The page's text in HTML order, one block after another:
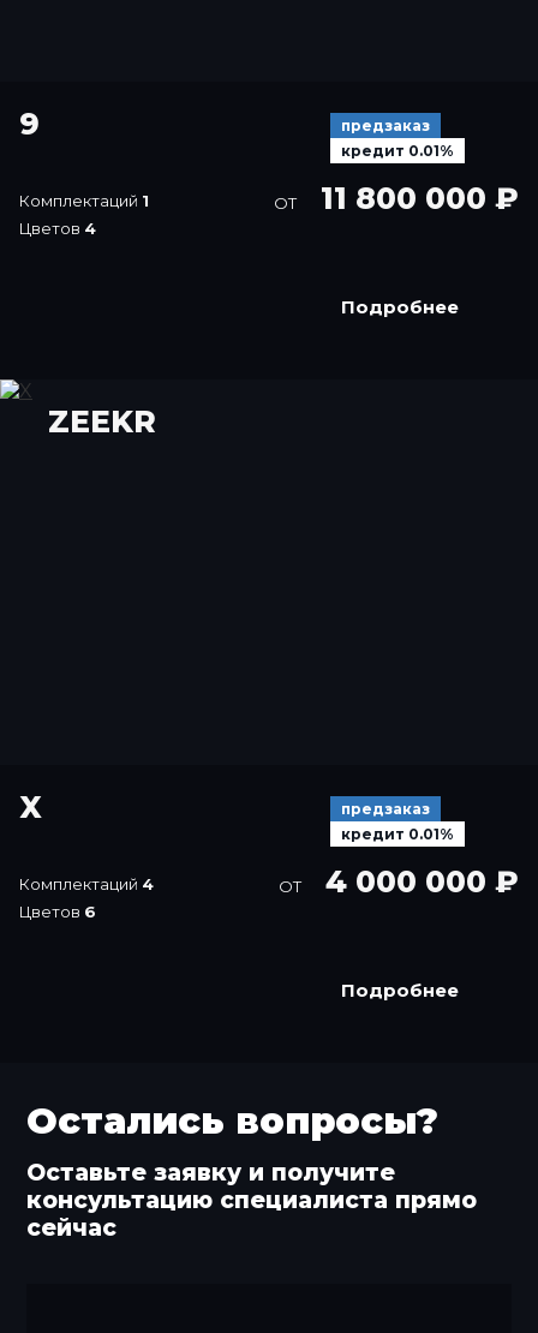
9
предзаказ
кредит 0.01%
Комплектаций 1
Цветов 4
ОТ 11 800 000 ₽
Подробнее
ZEEKR
X
предзаказ
кредит 0.01%
Комплектаций 4
Цветов 6
ОТ 4 000 000 ₽
Подробнее
Остались вопросы?
Оставьте заявку и получите
консультацию специалиста прямо
сейчас